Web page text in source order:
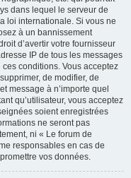
dans lequel le serveur de
loi internationale. Si vous ne
à un bannissement
d’avertir votre fournisseur
IP de tous les messages
conditions. Vous acceptez
de modifier, de
message à n’importe quel
qu’utilisateur, vous acceptez
soient enregistrées
ne seront pas
ni « Le forum de
responsables en cas de
vos données.